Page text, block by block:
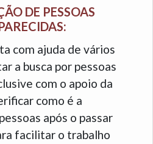
DE PESSOAS
com ajuda de vários
a busca por pessoas
com o apoio da
como é a
após o passar
facilitar o trabalho